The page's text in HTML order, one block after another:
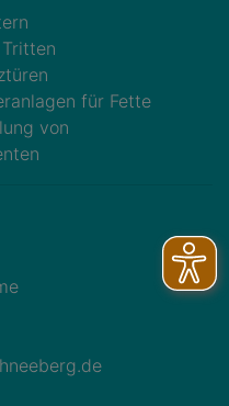
für Fette
von